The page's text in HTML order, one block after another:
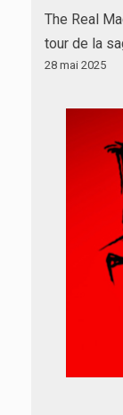
The Real
tour de la
28 mai 2025